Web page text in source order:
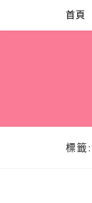
content
首頁
標籤: